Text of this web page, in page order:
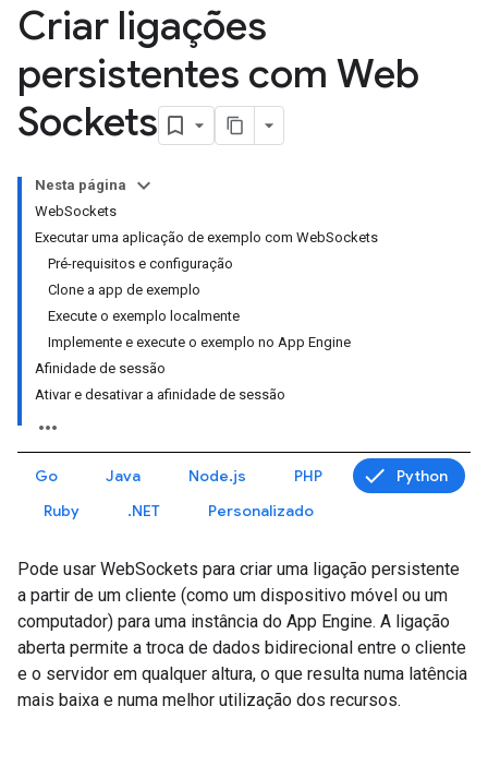
Criar ligações
persistentes com Web
Sockets
Nesta página
WebSockets
Executar uma aplicação de exemplo com WebSockets
Pré-requisitos e configuração
Clone a app de exemplo
Execute o exemplo localmente
Implemente e execute o exemplo no App Engine
Afinidade de sessão
Ativar e desativar a afinidade de sessão
Go Java Node.js PHP
Python
Ruby
.NET Personalizado
Pode usar WebSockets para criar uma ligação persistente
a partir de um cliente (como um dispositivo móvel ou um
computador) para uma instância do App Engine. A ligação
aberta permite a troca de dados bidirecional entre o cliente
e o servidor em qualquer altura, o que resulta numa latência
mais baixa e numa melhor utilização dos recursos.